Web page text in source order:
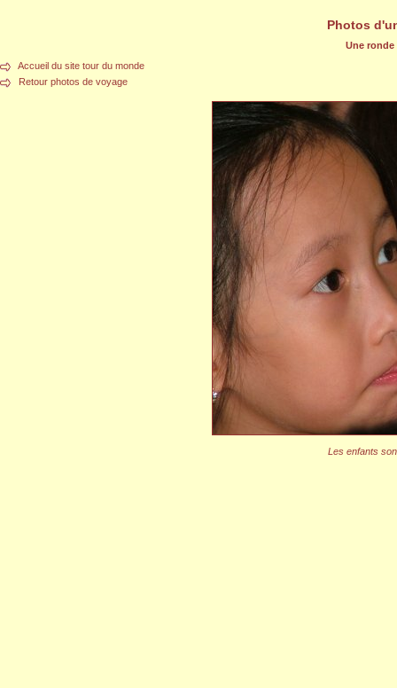
Photos
Une
Accueil du site tour du monde
Retour photos de voyage
Les enfants